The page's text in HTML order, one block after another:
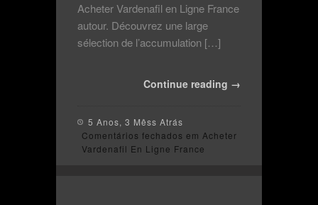
Acheter Vardenafil en Ligne France
autour. Découvrez une large
sélection de l’accumulation […]
Continue reading →
5 Anos, 3 Mêss Atrás
Comentários fechados em Acheter
Vardenafil En Ligne France